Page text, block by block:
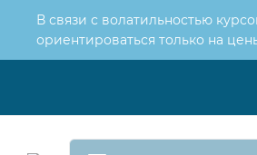
В связи с волатильностью
ориентироваться только на